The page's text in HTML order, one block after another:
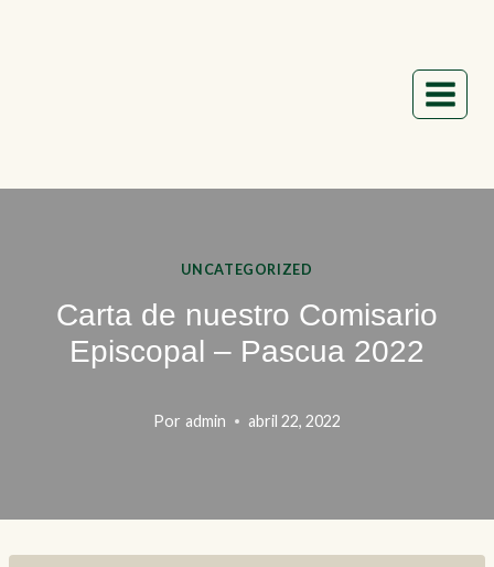
UNCATEGORIZED
Carta de nuestro Comisario
Episcopal – Pascua 2022
Por admin abril 22, 2022